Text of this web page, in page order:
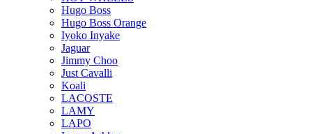
Hugo Boss
Hugo Boss Orange
Iyoko Inyake
Jaguar
Jimmy Choo
Just Cavalli
Koali
LACOSTE
LAMY
LAPO